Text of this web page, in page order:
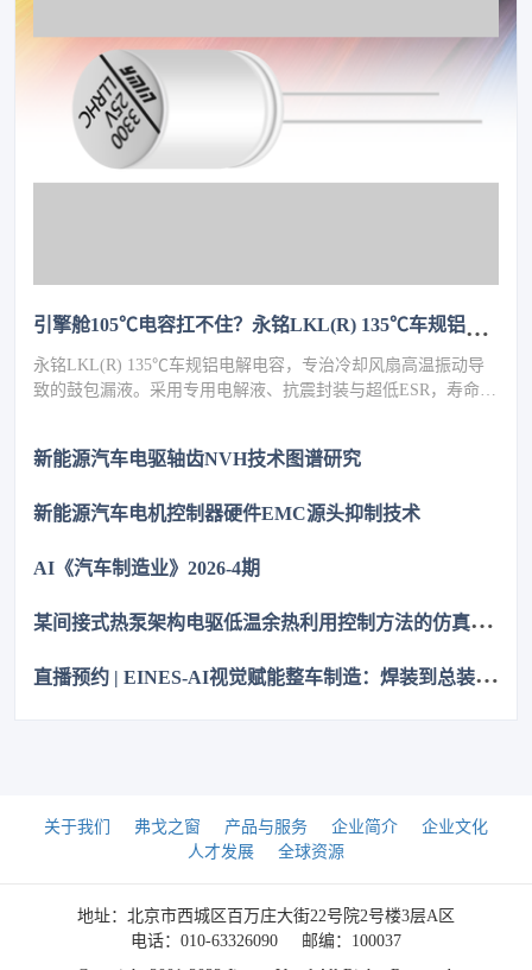
引擎舱105℃电容扛不住？永铭LKL(R) 135℃车规铝电解电容，破解冷却风扇高温振动失效难题
永铭LKL(R) 135℃车规铝电解电容，专治冷却风扇高温振动导
致的鼓包漏液。采用专用电解液、抗震封装与超低ESR，寿命超
近零，全生命周期成本优势显著，助力国产化替代。
新能源汽车电驱轴齿NVH技术图谱研究
新能源汽车电机控制器硬件EMC源头抑制技术
AI《汽车制造业》2026-4期
某
间接式热泵架构电驱低温余热利用控制方法的仿真优化研究
直
播预约 | EINES-AI视觉赋能整车制造：焊装到总装的质量控制
关于我们 弗戈之窗 产品与服务 企业简介
企业文化
人才发展
全球资源
地址：北京市西城区百万庄大街22号院2号楼3层A区
电话：010-63326090
邮编：100037